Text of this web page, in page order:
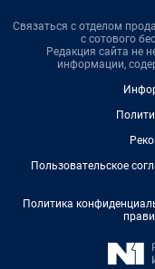
Связаться с отделом
с сотового
Редакция сайта не
информации,
Пользовательское
Политика